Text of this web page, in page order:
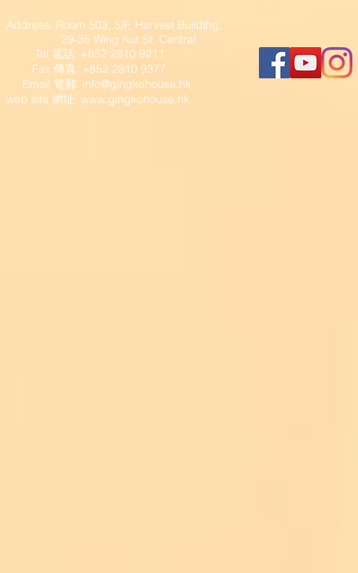
Address: Room 503, 5/F, Harvest Building,
29-35 Wing Kut St, Central
Tel 電話: +852 2810 9211
Fax 傳真: +852 2810 9377
​ Email 電郵: info@gingkohouse.hk
web site 網址: www.gingkohouse.hk